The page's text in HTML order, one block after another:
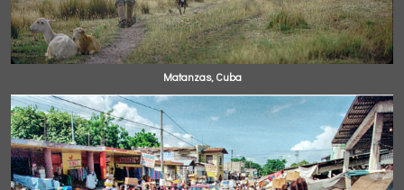
Matanzas, Cuba